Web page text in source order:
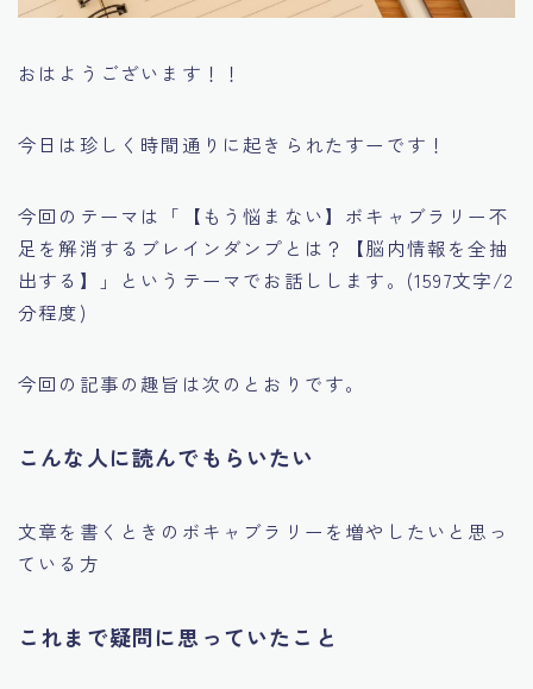
おはようございます！！
今日は珍しく時間通りに起きられたすーです！
今回のテーマは「【もう悩まない】ボキャブラリー不
足を解消するブレインダンプとは？【脳内情報を全抽
出する】」というテーマでお話しします。(1597文字/2
分程度)
今回の記事の趣旨は次のとおりです。
こんな人に読んでもらいたい
文章を書くときのボキャブラリーを増やしたいと思っ
ている方
これまで疑問に思っていたこと